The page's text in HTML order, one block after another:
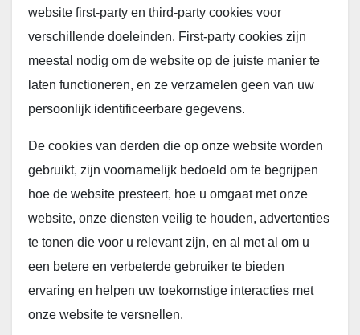
website first-party en third-party cookies voor
verschillende doeleinden. First-party cookies zijn
meestal nodig om de website op de juiste manier te
laten functioneren, en ze verzamelen geen van uw
persoonlijk identificeerbare gegevens.
De cookies van derden die op onze website worden
gebruikt, zijn voornamelijk bedoeld om te begrijpen
hoe de website presteert, hoe u omgaat met onze
website, onze diensten veilig te houden, advertenties
te tonen die voor u relevant zijn, en al met al om u
een betere en verbeterde gebruiker te bieden
ervaring en helpen uw toekomstige interacties met
onze website te versnellen.